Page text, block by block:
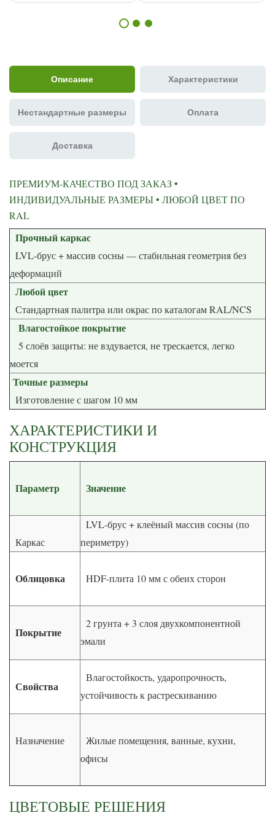
Описание Характеристики
Нестандартные размеры Оплата
Доставка
ПРЕМИУМ-КАЧЕСТВО ПОД ЗАКАЗ •
ИНДИВИДУАЛЬНЫЕ РАЗМЕРЫ • ЛЮБОЙ ЦВЕТ ПО
RAL
Прочный каркас
LVL-брус + массив сосны — стабильная геометрия без
деформаций
Любой цвет
Стандартная палитра или окрас по каталогам RAL/NCS
Влагостойкое покрытие
5 слоёв защиты: не вздувается, не трескается, легко
моется
Точные размеры
Изготовление с шагом 10 мм
ХАРАКТЕРИСТИКИ И
КОНСТРУКЦИЯ
Параметр Значение
Каркас
LVL-брус + клеёный массив сосны (по
периметру)
Облицовка HDF-плита 10 мм с обеих сторон
Покрытие
2 грунта + 3 слоя двухкомпонентной
эмали
Свойства
Влагостойкость, ударопрочность,
устойчивость к растрескиванию
Назначение
Жилые помещения, ванные, кухни,
офисы
ЦВЕТОВЫЕ РЕШЕНИЯ